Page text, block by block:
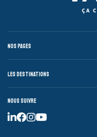
Nos pages
Les destinations
Nous suivre